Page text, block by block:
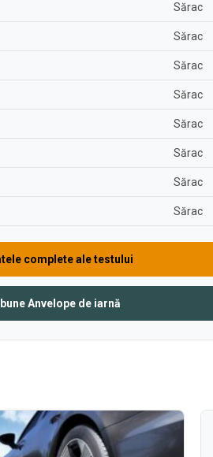
Sărac
Sărac
Sărac
Sărac
Sărac
Sărac
Sărac
Sărac
complete ale testului
Anvelope de iarnă